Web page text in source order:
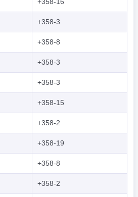
+358-3
+358-8
+358-3
+358-3
+358-15
+358-2
+358-19
+358-8
+358-2